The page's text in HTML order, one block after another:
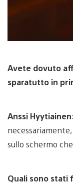
Avete dovuto
sparatutto in
Anssi
sullo schermo
Quali sono stati